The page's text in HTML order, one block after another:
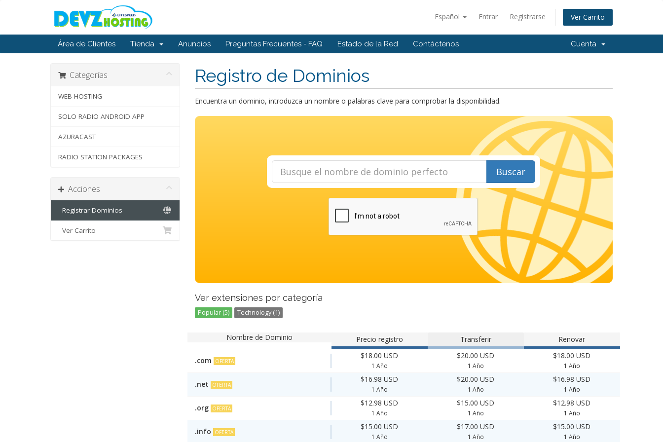
Español Entrar Registrarse Ver Carrito
Área de Clientes Tienda Anuncios Preguntas Frecuentes - FAQ Estado de la Red Contáctenos Cuenta
Categorías
WEB HOSTING
SOLO RADIO ANDROID APP
AZURACAST
RADIO STATION PACKAGES
Acciones
Registrar Dominios
Ver Carrito
Registro de Dominios
Encuentra un dominio, introduzca un nombre o palabras clave para comprobar la disponibilidad.
Buscar
Ver extensiones por categoría
Popular (5) Technology (1)
Nombre de Dominio Precio registro Transferir Renovar
.com OFERTA
$18.00 USD
1 Año
$20.00 USD
1 Año
$18.00 USD
1 Año
.net OFERTA
$16.98 USD
1 Año
$20.00 USD
1 Año
$16.98 USD
1 Año
.org OFERTA
$12.98 USD
1 Año
$15.00 USD
1 Año
$12.98 USD
1 Año
.info OFERTA
$15.00 USD
1 Año
$17.00 USD
1 Año
$15.00 USD
1 Año